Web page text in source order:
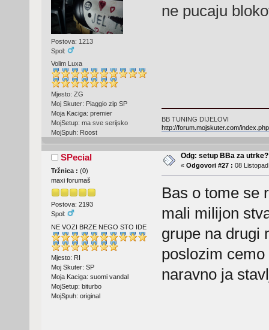
Postova: 1213
Spol:
Volim Luxa
Mjesto: ZG
Moj Skuter: Piaggio zip SP
Moja Kaciga: premier
MojSetup: ma sve serijsko
MojSpuh: Roost
ne pucaju
BB TUNING DIJELOVI
http://forum.mojskuter.com/
SPecial
Tržnica : (0)
maxi forumaš
Postova: 2193
Spol:
NE VOZI BRZE NEGO STO IDE
Mjesto: RI
Moj Skuter: SP
Moja Kaciga: suomi vandal
MojSetup: biturbo
MojSpuh: original
Odg: setup BBa za utrke?
« Odgovori #27 : 08
Bas o tome se
mali milijon
grupe na drugi
poslozim
naravno ja